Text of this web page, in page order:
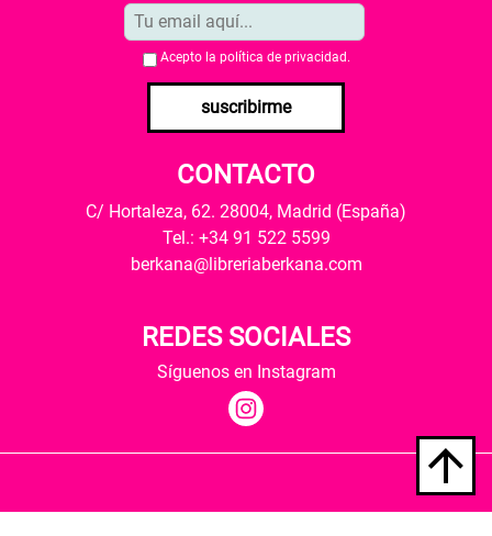
Acepto la política de privacidad .
suscribirme
CONTACTO
C/ Hortaleza, 62. 28004, Madrid (España)
Tel.: +34 91 522 5599
berkana@libreriaberkana.com
REDES SOCIALES
Síguenos en Instagram